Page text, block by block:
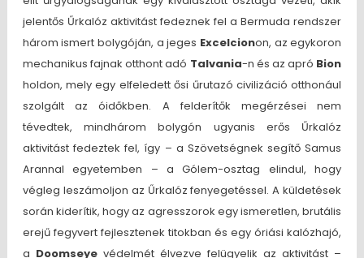
jelentős Űrkalóz aktivitást fedeznek fel a Bermuda rendszer
három ismert bolygóján, a jeges Excelcionon, az egykoron
mechanikus fajnak otthont adó Talvania-n és az apró Bion
holdon, mely egy elfeledett ősi űrutazó civilizáció otthonául
szolgált az óidőkben. A felderítők megérzései nem
tévedtek, mindhárom bolygón ugyanis erős Űrkalóz
aktivitást fedeztek fel, így – a Szövetségnek segítő Samus
Arannal egyetemben – a Gólem-osztag elindul, hogy
végleg leszámoljon az Űrkalóz fenyegetéssel. A küldetések
során kiderítik, hogy az agresszorok egy ismeretlen, brutális
erejű fegyvert fejlesztenek titokban és egy óriási kalózhajó,
a Doomseyevédelmét élvezve felügyelik az aktivitást –